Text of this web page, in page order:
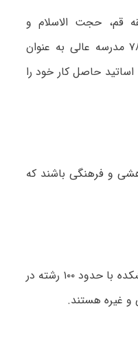
قم، حجت الاسلام و
المسلمین دکتر عسگر دیرباز در جمع خبرنگاران با اشاره به اینکه در سال ۷۸ مدرسه عالی به عنوان
اساتید حاصل کار خود را
و فرهنگی باشند که
وی اضافه کرد: همچنین علاوه بر پردیس دانشگاهی در دانشگاه قم، شش دانشکده با حدود ۱۰۰ رشته در
و غیره هستند.